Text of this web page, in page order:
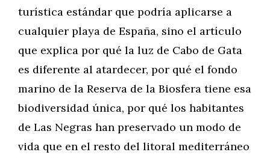
turística estándar que podría aplicarse a
cualquier playa de España, sino el artículo
que explica por qué la luz de Cabo de Gata
es diferente al atardecer, por qué el fondo
marino de la Reserva de la Biosfera tiene esa
biodiversidad única, por qué los habitantes
de Las Negras han preservado un modo de
vida que en el resto del litoral mediterráneo